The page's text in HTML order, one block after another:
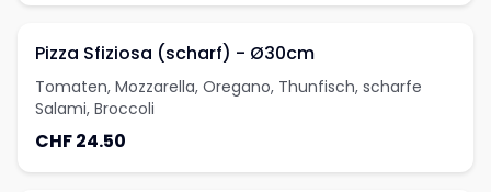
Pizza Sfiziosa (scharf) - Ø30cm
Tomaten, Mozzarella, Oregano, Thunfisch, scharfe
Salami, Broccoli
CHF 24.50